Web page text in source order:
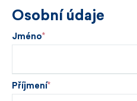
Osobní údaje
Jméno
Příjmení